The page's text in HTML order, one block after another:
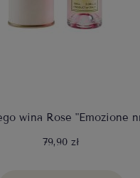
wina Rose "Emozione
79,90 zł